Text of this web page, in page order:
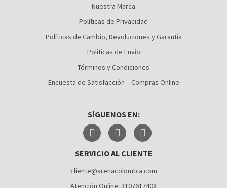
Nuestra Marca
Políticas de Privacidad
Políticas de Cambio, Devoluciones y Garantia
Políticas de Envío
Términos y Condiciones
Encuesta de Satisfacción – Compras Online
SÍGUENOS EN:
SERVICIO AL CLIENTE
cliente@arenacolombia.com
Atención Online: 3107617408